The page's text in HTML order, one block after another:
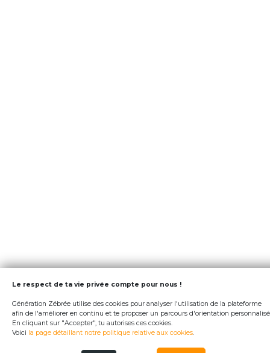
Le respect de ta vie privée compte pour nous !
Génération Zébrée utilise des cookies pour analyser l'utilisation de la plateforme
afin de l'améliorer en continu et te proposer un parcours d'orientation
En cliquant sur "Accepter", tu autorises ces cookies.
Voici la page détaillant notre politique relative aux cookies.